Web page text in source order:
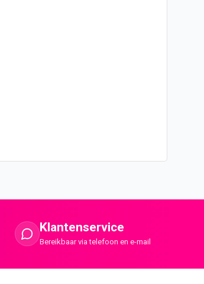
Klantenservice
Bereikbaar via telefoon en e-mail